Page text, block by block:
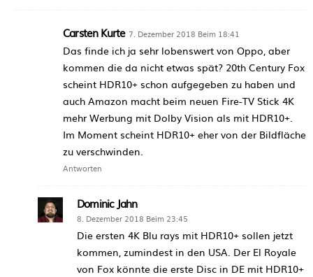
Carsten Kurte 7. Dezember 2018 Beim 18:41
Das finde ich ja sehr lobenswert von Oppo, aber
kommen die da nicht etwas spät? 20th Century Fox
scheint HDR10+ schon aufgegeben zu haben und
auch Amazon macht beim neuen Fire-TV Stick 4K
mehr Werbung mit Dolby Vision als mit HDR10+.
Im Moment scheint HDR10+ eher von der Bildfläche
zu verschwinden.
Antworten
Dominic Jahn
8. Dezember 2018 Beim 23:45
Die ersten 4K Blu rays mit HDR10+ sollen jetzt
kommen, zumindest in den USA. Der El Royale
von Fox könnte die erste Disc in DE mit HDR10+